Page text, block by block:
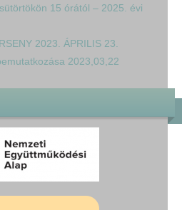
15 órától – 2025. évi
2023. ÁPRILIS 23.
2023,03,22